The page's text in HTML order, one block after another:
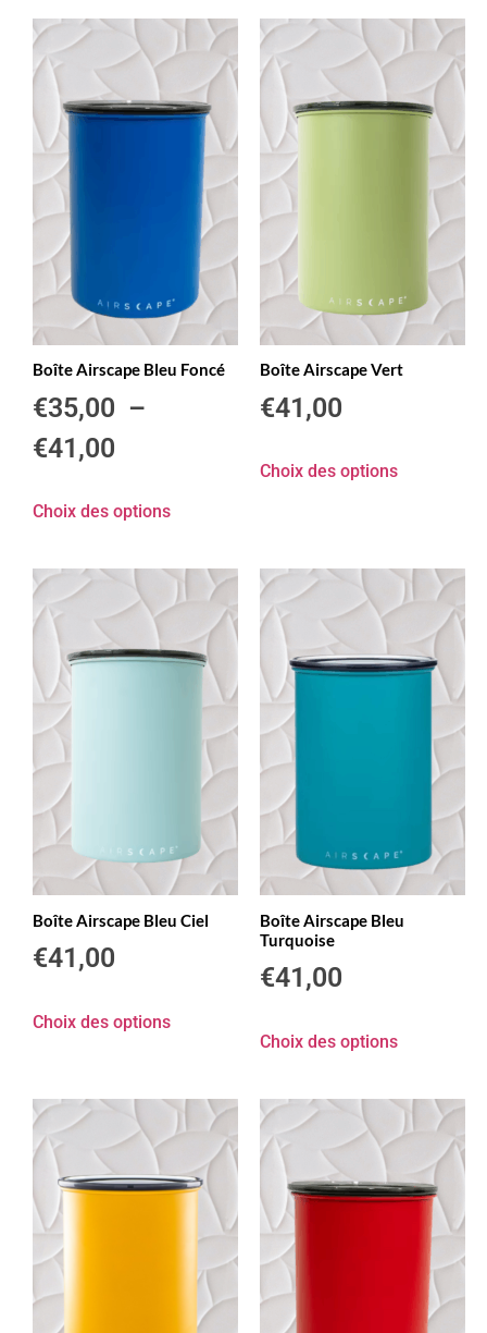
Boîte Airscape Bleu Foncé
€35,00 –
€41,00
Choix des options
Boîte Airscape Vert
€41,00
Choix des options
Boîte Airscape Bleu Ciel
€41,00
Choix des options
Boîte Airscape Bleu
Turquoise
€41,00
Choix des options